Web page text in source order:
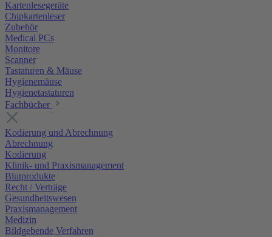
Kartenlesegeräte
Chipkartenleser
Zubehör
Medical PCs
Monitore
Scanner
Tastaturen & Mäuse
Hygienemäuse
Hygienetastaturen
Fachbücher
Kodierung und Abrechnung
Abrechnung
Kodierung
Klinik- und Praxismanagement
Blutprodukte
Recht / Verträge
Gesundheitswesen
Praxismanagement
Medizin
Bildgebende Verfahren